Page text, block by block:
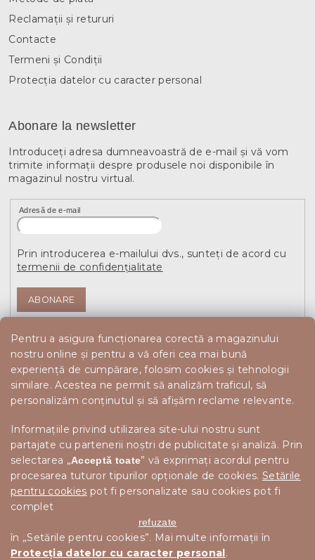
Pentru a asigura funcționarea corectă a magazinului
nostru online și pentru a vă oferi cea mai bună
experiență de cumpărare, folosim cookies și tehnologii
similare. Acestea ne permit să analizăm traficul, să
personalizăm conținutul și să afișăm reclame relevante.
Informațiile privind utilizarea site-ului nostru sunt
partajate cu partenerii noștri de publicitate și analiză. Prin
selectarea „Acceptă toate” vă exprimați acordul pentru
procesarea tuturor tipurilor opționale de cookies. Setările
pentru cookies pot fi personalizate sau cookies pot fi
complet
refuzate
în „Setările pentru cookies”. Mai multe informații în
Protecția datelor cu caracter personal.
Reclamații și retururi
Contacte
Termeni și Condiții
Protecția datelor cu caracter personal
Abonare la newsletter
Introduceţi adresa dumneavoastră de e-mail şi vă vom
trimite informaţii despre produsele noi disponibile în
magazinul nostru virtual.
Adresă de e-mail
Prin introducerea e-mailului dvs., sunteți de acord cu
termenii de confidențialitate
ABONARE